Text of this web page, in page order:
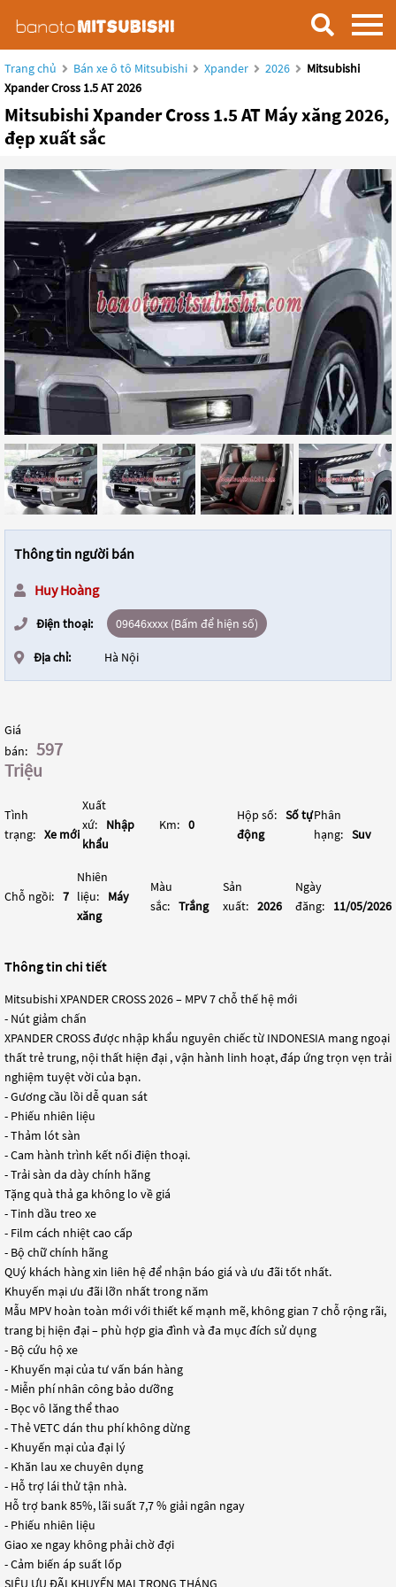
Trang chủ Bán xe ô tô Mitsubishi Xpander 2026
Mitsubishi
Xpander Cross 1.5 AT 2026
Mitsubishi Xpander Cross 1.5 AT Máy xăng 2026,
đẹp xuất sắc
Thông tin người bán
Huy Hoàng
Điện thoại: 09646xxxx (Bấm để hiện số)
Địa chỉ: Hà Nội
Giá
bán: 597
Triệu
Tình
trạng: Xe mới
Xuất
xứ:
Nhập
khẩu
Km: 0
Hộp số: Số tự
động
Phân
hạng: Suv
Chỗ ngồi: 7
Nhiên
liệu:
Máy
xăng
Màu
sắc: Trắng
Sản
xuất: 2026
Ngày
đăng:
11/05/2026
Thông tin chi tiết
Mitsubishi XPANDER CROSS 2026 – MPV 7 chỗ thế hệ mới
- Nút giảm chấn
XPANDER CROSS được nhập khẩu nguyên chiếc từ INDONESIA mang ngoại
thất trẻ trung, nội thất hiện đại , vận hành linh hoạt, đáp ứng trọn vẹn trải
nghiệm tuyệt vời của bạn.
- Gương cầu lồi dễ quan sát
- Phiếu nhiên liệu
- Thảm lót sàn
- Cam hành trình kết nối điện thoại.
- Trải sàn da dày chính hãng
Tặng quà thả ga không lo về giá
- Tinh dầu treo xe
- Film cách nhiệt cao cấp
- Bộ chữ chính hãng
QUý khách hàng xin liên hệ để nhận báo giá và ưu đãi tốt nhất.
Khuyến mại ưu đãi lỡn nhất trong năm
Mẫu MPV hoàn toàn mới với thiết kế mạnh mẽ, không gian 7 chỗ rộng rãi,
trang bị hiện đại – phù hợp gia đình và đa mục đích sử dụng
- Bộ cứu hộ xe
- Khuyến mại của tư vấn bán hàng
- Miễn phí nhân công bảo dưỡng
- Bọc vô lăng thể thao
- Thẻ VETC dán thu phí không dừng
- Khuyến mại của đại lý
- Khăn lau xe chuyên dụng
- Hỗ trợ lái thử tận nhà.
Hỗ trợ bank 85%, lãi suất 7,7 % giải ngân ngay
- Phiếu nhiên liệu
Giao xe ngay không phải chờ đợi
- Cảm biến áp suất lốp
SIÊU ƯU ĐÃI KHUYẾN MẠI TRONG THÁNG